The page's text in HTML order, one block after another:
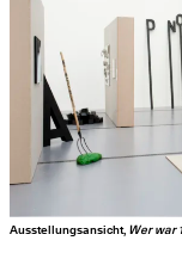
Ausstellungsansicht, Wer war